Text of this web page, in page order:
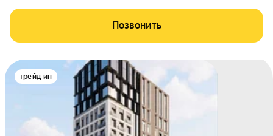
Позвонить
трейд-ин